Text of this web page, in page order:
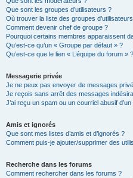
Que sont les groupes d’utilisateurs ?
Où trouver la liste des groupes
Comment devenir chef de groupe ?
Pourquoi certains membres apparaissent
Qu’est-ce qu’un « Groupe par défaut » ?
Qu’est-ce que le lien « L’équipe du forum » ?
Messagerie privée
Je ne peux pas envoyer de messages
Je reçois sans arrêt des messages
J’ai reçu un spam ou un courriel abusif
Amis et ignorés
Que sont mes listes d’amis et d’ignorés ?
Comment puis-je ajouter/supprimer des
Recherche dans les forums
Comment rechercher dans les forums ?